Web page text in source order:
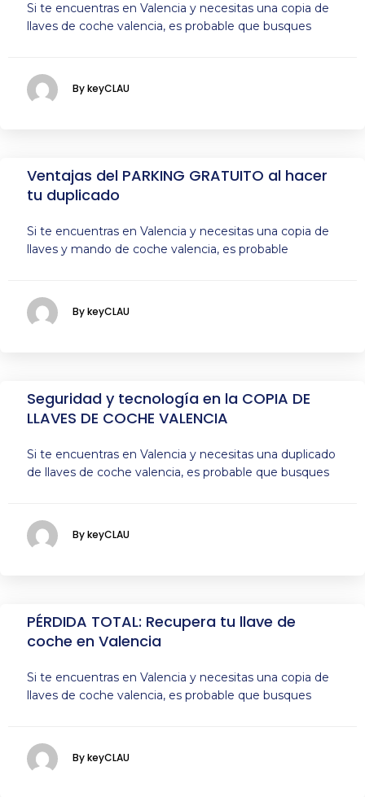
Si te encuentras en Valencia y necesitas una copia de
llaves de coche valencia, es probable que busques
By keyCLAU
Ventajas del PARKING GRATUITO al hacer
tu duplicado
Si te encuentras en Valencia y necesitas una copia de
llaves y mando de coche valencia, es probable
By keyCLAU
Seguridad y tecnología en la COPIA DE
LLAVES DE COCHE VALENCIA
Si te encuentras en Valencia y necesitas una duplicado
de llaves de coche valencia, es probable que busques
By keyCLAU
PÉRDIDA TOTAL: Recupera tu llave de
coche en Valencia
Si te encuentras en Valencia y necesitas una copia de
llaves de coche valencia, es probable que busques
By keyCLAU